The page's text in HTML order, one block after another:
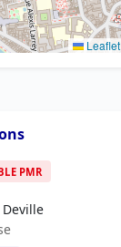
Leaflet
PMR